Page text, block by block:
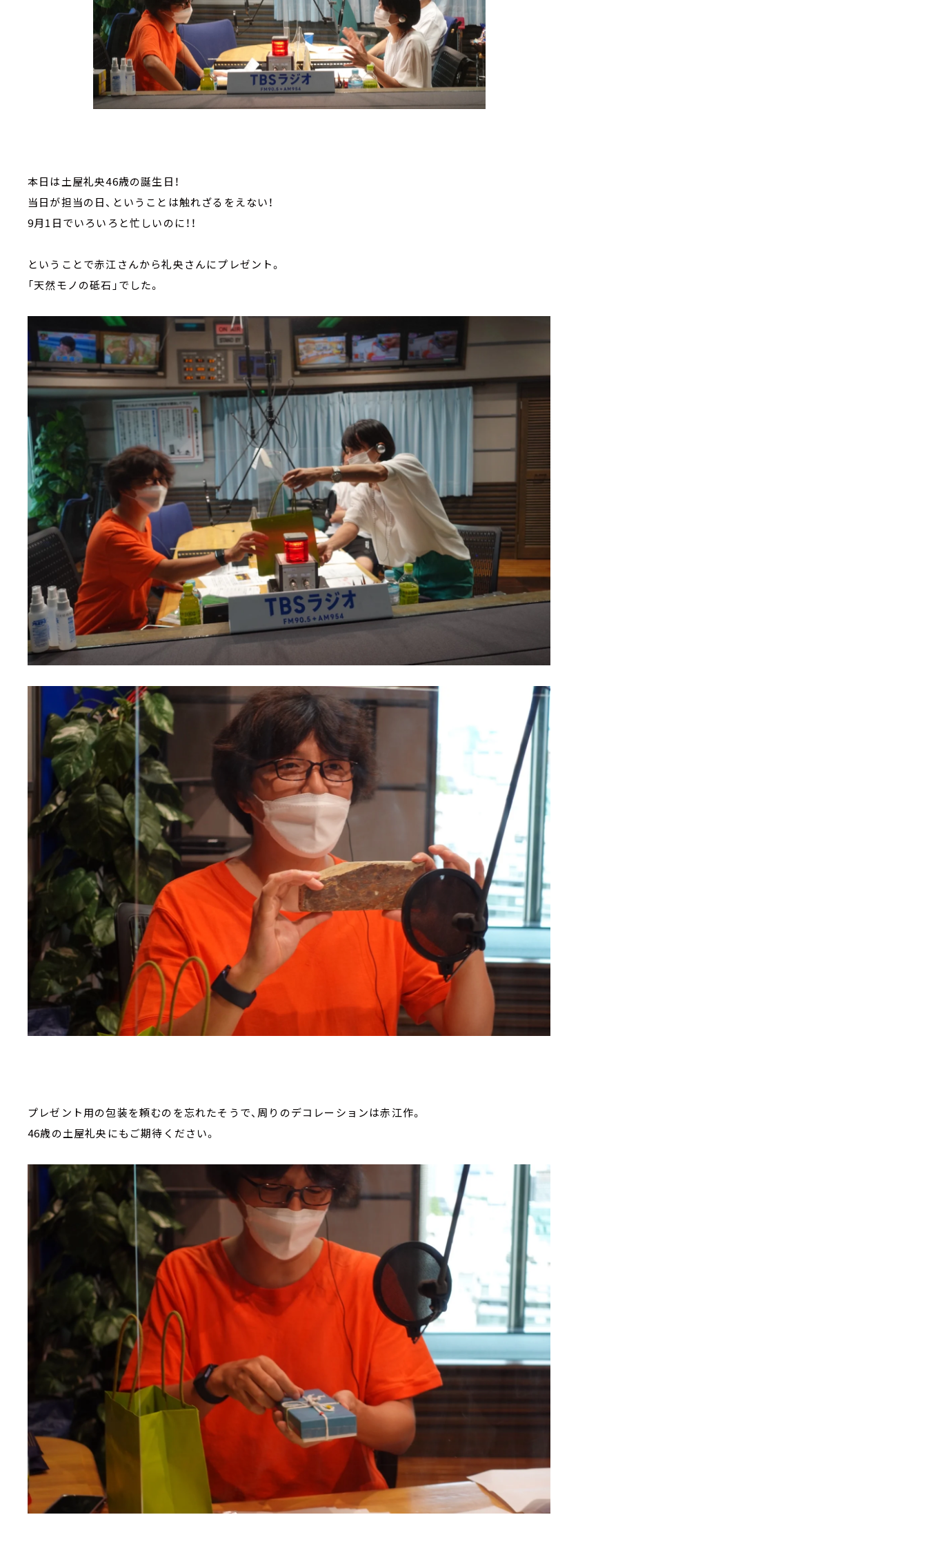
本日は土屋礼央46歳の誕生日！
当日が担当の日、ということは触れざるをえない！
9月1日でいろいろと忙しいのに！！
ということで赤江さんから礼央さんにプレゼント。
「天然モノの砥石」でした。
プレゼント用の包装を頼むのを忘れたそうで、周りのデコレーションは赤江作。
46歳の土屋礼央にもご期待ください。